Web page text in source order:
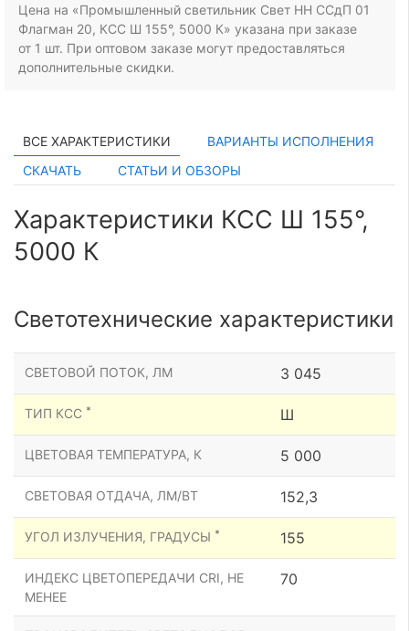
Цена на «Промышленный светильник Свет НН ССдП 01
Флагман 20, КСС Ш 155°, 5000 К» указана при заказе
от 1 шт. При оптовом заказе могут предоставляться
дополнительные скидки.
ВСЕ ХАРАКТЕРИСТИКИ
ВАРИАНТЫ ИСПОЛНЕНИЯ
СКАЧАТЬ
СТАТЬИ И ОБЗОРЫ
Характеристики КСС Ш 155°,
5000 К
Светотехнические характеристики
СВЕТОВОЙ ПОТОК, ЛМ 3 045
ТИП КСС * Ш
ЦВЕТОВАЯ ТЕМПЕРАТУРА, К 5 000
СВЕТОВАЯ ОТДАЧА, ЛМ/ВТ 152,3
УГОЛ ИЗЛУЧЕНИЯ, ГРАДУСЫ * 155
ИНДЕКС ЦВЕТОПЕРЕДАЧИ CRI, НЕ
МЕНЕЕ
70